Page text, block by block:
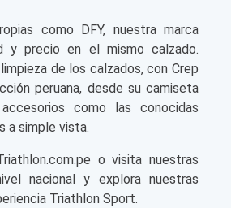
como DFY, nuestra marca
y precio en el mismo calzado.
de los calzados, con Crep
peruana, desde su camiseta
como las conocidas
a simple vista.
o visita nuestras
nacional y explora nuestras
Triathlon Sport.